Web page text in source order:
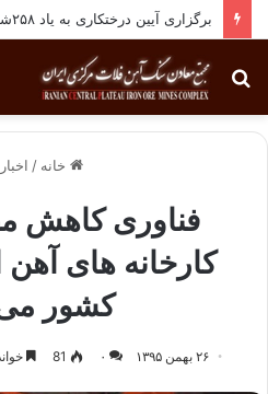
برگزاری آیین درختکاری به یاد ۲۵۸شهید شهرستان بافق
جستجو
برای
خانه /
فناوری کاهش
کارخانه های
کشور
۲۶ بهمن ۱۳۹۵ ۰ 81 خواندن